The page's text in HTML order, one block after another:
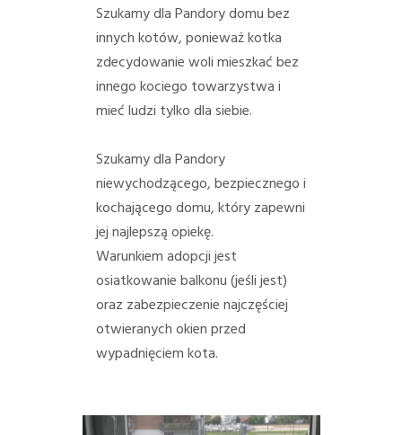
Szukamy dla Pandory domu bez
innych kotów, ponieważ kotka
zdecydowanie woli mieszkać bez
innego kociego towarzystwa i
mieć ludzi tylko dla siebie.
Szukamy dla Pandory
niewychodzącego, bezpiecznego i
kochającego domu, który zapewni
jej najlepszą opiekę.
Warunkiem adopcji jest
osiatkowanie balkonu (jeśli jest)
oraz zabezpieczenie najczęściej
otwieranych okien przed
wypadnięciem kota.